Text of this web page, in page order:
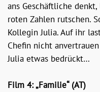
ans Geschäftliche
roten Zahlen rutschen.
Kollegin Julia. Auf ihr
Chefin nicht
Julia etwas bedrückt…
Film 4: „Familie“ (AT)